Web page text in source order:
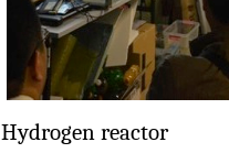
Hydrogen reactor